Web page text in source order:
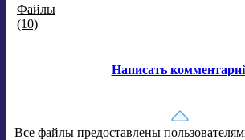
Файлы
(10)
Написать
Все файлы предоставлены